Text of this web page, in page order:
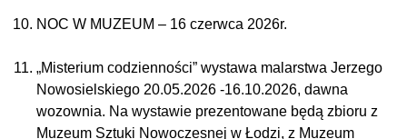
NOC W MUZEUM – 16 czerwca 2026r.
„Misterium codzienności” wystawa malarstwa Jerzego
Nowosielskiego 20.05.2026 -16.10.2026, dawna
wozownia. Na wystawie prezentowane będą zbioru z
Muzeum Sztuki Nowoczesnej w Łodzi, z Muzeum